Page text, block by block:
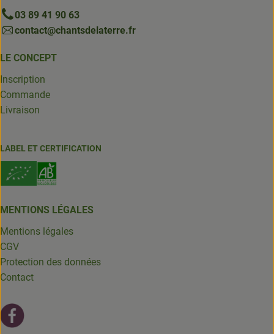
03 89 41 90 63
contact@chantsdelaterre.fr
LE CONCEPT
Inscription
Commande
Livraison
LABEL ET CERTIFICATION
MENTIONS LÉGALES
Mentions légales
CGV
Protection des données
Contact